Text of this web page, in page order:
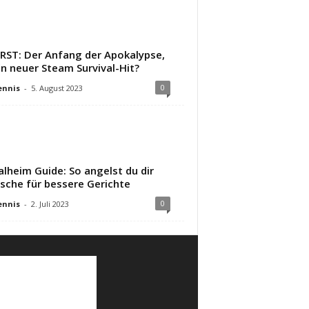
Der Anfang der Apokalypse,
neuer Steam Survival-Hit?
- 5. August 2023 0
Guide: So angelst du dir
für bessere Gerichte
- 2. Juli 2023 0